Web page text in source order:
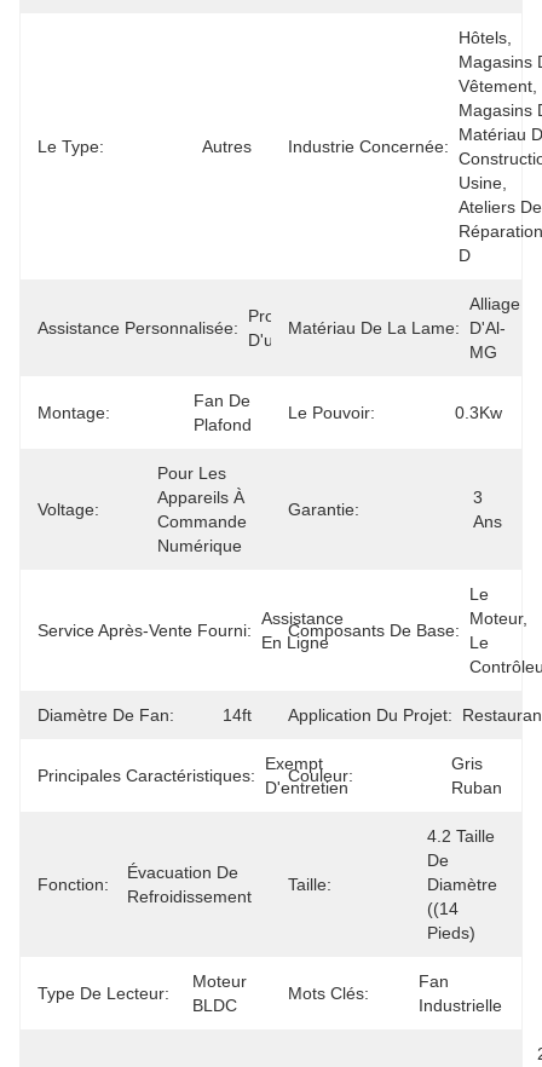
Le Type: Autres Industrie Concernée:
Hôtels,
Magasins
Vêtement,
Magasins
Matériau
Usine,
Ateliers De
D
Assistance Personnalisée:
Produits
D'usinage
Matériau De La Lame:
Alliage
D'Al-
MG
Montage:
Fan De
Plafond
Le Pouvoir: 0.3Kw
Voltage:
Pour Les
Appareils À
Commande
Numérique
Garantie:
3
Ans
Service Après-Vente Fourni:
Assistance
En Ligne
Composants De Base:
Le
Moteur,
Le
Diamètre De Fan: 14ft Application Du Projet:
Principales Caractéristiques:
Exempt
D'entretien
Couleur:
Gris
Ruban
Fonction:
Évacuation De
Refroidissement
Taille:
4.2 Taille
De
Diamètre
((14
Pieds)
Type De Lecteur:
Moteur
BLDC
Mots Clés:
Fan
Industrielle